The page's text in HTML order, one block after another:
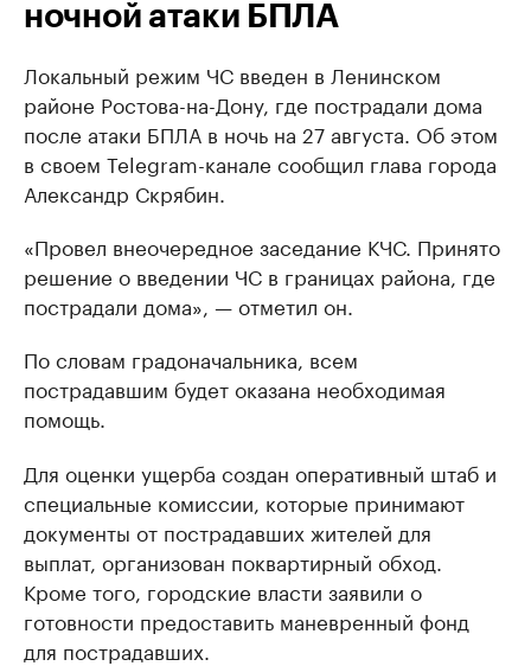
ночной атаки БПЛА
Локальный режим ЧС введен в Ленинском
районе Ростова-на-Дону, где пострадали дома
после атаки БПЛА в ночь на 27 августа. Об этом
в своем Telegram-канале сообщил глава города
Александр Скрябин.
«Провел внеочередное заседание КЧС. Принято
решение о введении ЧС в границах района, где
пострадали дома», — отметил он.
По словам градоначальника, всем
пострадавшим будет оказана необходимая
помощь.
Для оценки ущерба создан оперативный штаб и
специальные комиссии, которые принимают
документы от пострадавших жителей для
выплат, организован поквартирный обход.
Кроме того, городские власти заявили о
готовности предоставить маневренный фонд
для пострадавших.